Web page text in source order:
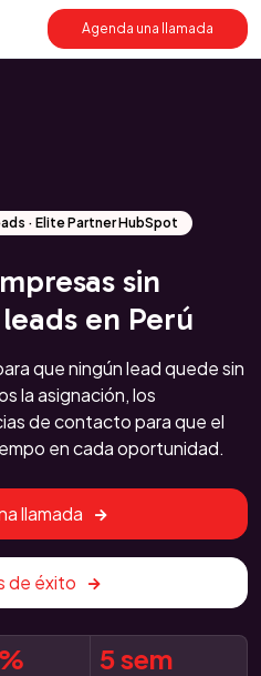
Agenda una llamada
· Elite Partner HubSpot
sin
en Perú
que ningún lead quede sin
la asignación, los
de contacto para que el
en cada oportunidad.
llamada
de éxito
5 sem